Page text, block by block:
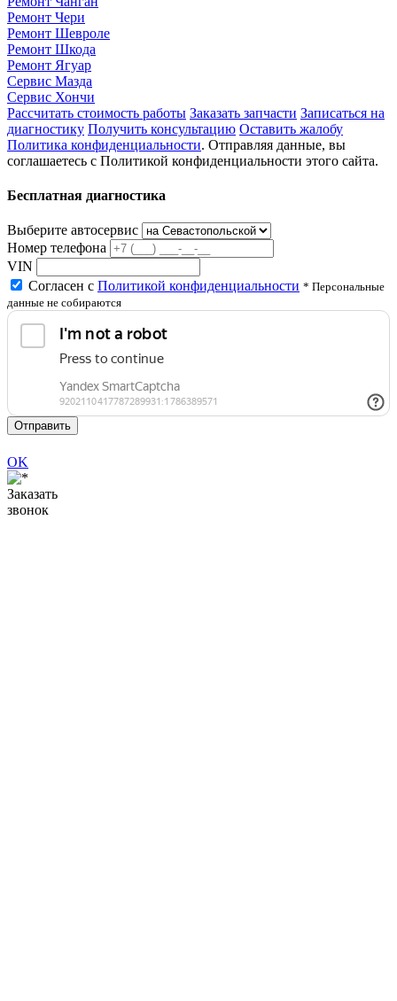
Ремонт Чери
Ремонт Шевроле
Ремонт Шкода
Ремонт Ягуар
Сервис Мазда
Сервис Хончи
Рассчитать стоимость работы Заказать запчасти Записаться на
диагностику Получить консультацию Оставить жалобу
Политика конфиденциальности. Отправляя данные, вы
соглашаетесь с Политикой конфиденциальности этого сайта.
Бесплатная диагностика
Выберите автосервис
Номер телефона
VIN
Согласен с Политикой конфиденциальности * Персональные
данные не собираются
Отправить
OK
Заказать
звонок